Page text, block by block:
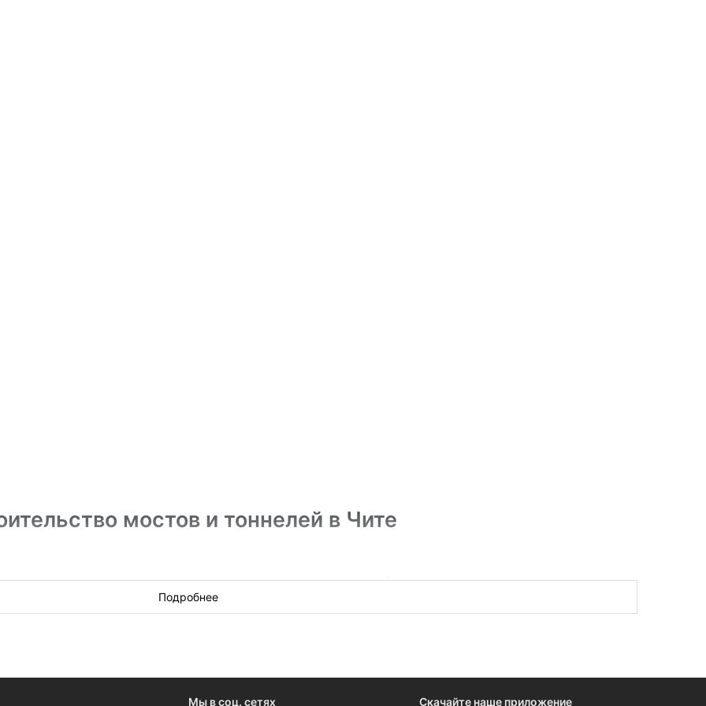
мостов и тоннелей в Чите
тоннелей, виадуков и развязок — разыгрываются регулярно. Если вы готовы участвовать в конкурсах от
и регионов, или вам нужно быть в курсе, кто победитель — в этом разделе вы найдете все данные по
работы в Чите.
Подробнее
Мы в соц. сетях Скачайте наше приложение